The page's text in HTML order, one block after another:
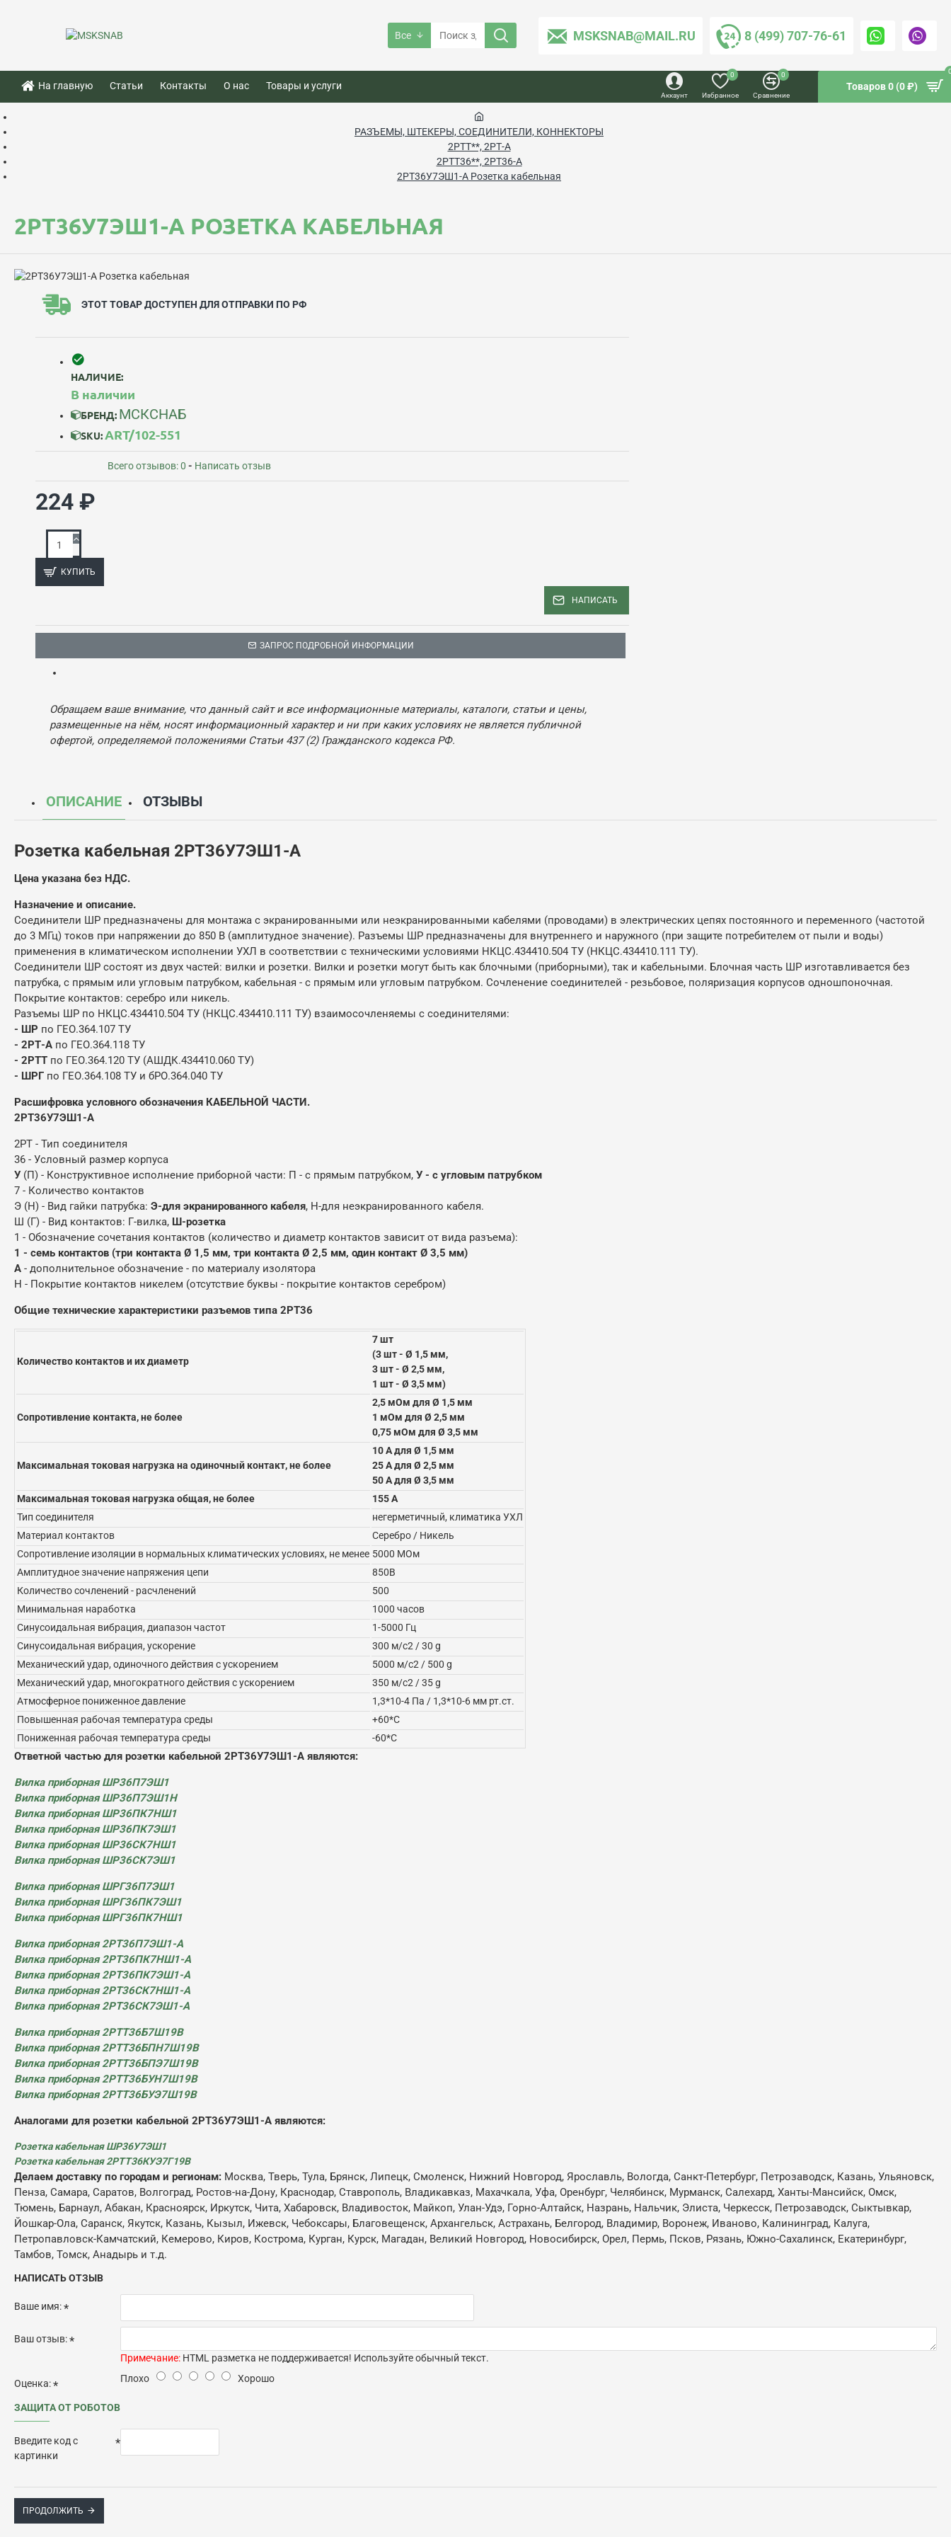
Все MSKSNAB@MAIL.RU 8 (499) 707-76-61
На главную Статьи Контакты О нас Товары и услуги
Аккаунт Избранное
0
Сравнение
0
Товаров 0 (0 ₽)
РАЗЪЕМЫ, ШТЕКЕРЫ, СОЕДИНИТЕЛИ, КОННЕКТОРЫ
2РТТ**, 2РТ-А
2РТТ36**, 2РТ36-А
2РТ36У7ЭШ1-А Розетка кабельная
2РТ36У7ЭШ1-А РОЗЕТКА КАБЕЛЬНАЯ
ЭТОТ ТОВАР ДОСТУПЕН ДЛЯ ОТПРАВКИ ПО РФ
НАЛИЧИЕ:
В наличии
БРЕНД: МСКСНАБ
SKU:ART/102-551
Всего отзывов: 0 - Написать отзыв
224 ₽
КУПИТЬ
НАПИСАТЬ
ЗАПРОС ПОДРОБНОЙ ИНФОРМАЦИИ
Обращаем ваше внимание, что данный сайт и все информационные материалы, каталоги, статьи и цены,
размещенные на нём, носят информационный характер и ни при каких условиях не является публичной
офертой, определяемой положениями Статьи 437 (2) Гражданского кодекса РФ.
ОПИСАНИЕ ОТЗЫВЫ
Розетка кабельная 2РТ36У7ЭШ1-А
Цена указана без НДС.
Назначение и описание.
Соединители ШР предназначены для монтажа с экранированными или неэкранированными кабелями (проводами) в электрических цепях постоянного и переменного (частотой
до 3 МГц) токов при напряжении до 850 В (амплитудное значение). Разъемы ШР предназначены для внутреннего и наружного (при защите потребителем от пыли и воды)
применения в климатическом исполнении УХЛ в соответствии с техническими условиями НКЦС.434410.504 ТУ (НКЦС.434410.111 ТУ).
Соединители ШР состоят из двух частей: вилки и розетки. Вилки и розетки могут быть как блочными (приборными), так и кабельными. Блочная часть ШР изготавливается без
патрубка, с прямым или угловым патрубком, кабельная - с прямым или угловым патрубком. Сочленение соединителей - резьбовое, поляризация корпусов одношпоночная.
Покрытие контактов: серебро или никель.
Разъемы ШР по НКЦС.434410.504 ТУ (НКЦС.434410.111 ТУ) взаимосочленяемы с соединителями:
- ШР по ГЕО.364.107 ТУ
- 2РТ-А по ГЕО.364.118 ТУ
- 2РТТ по ГЕО.364.120 ТУ (АШДК.434410.060 ТУ)
- ШРГ по ГЕО.364.108 ТУ и бРО.364.040 ТУ
Расшифровка условного обозначения КАБЕЛЬНОЙ ЧАСТИ.
2РТ36У7ЭШ1-А
2РТ - Тип соединителя
36 - Условный размер корпуса
У (П) - Конструктивное исполнение приборной части: П - с прямым патрубком, У - с угловым патрубком
7 - Количество контактов
Э (Н) - Вид гайки патрубка: Э-для экранированного кабеля, Н-для неэкранированного кабеля.
Ш (Г) - Вид контактов: Г-вилка, Ш-розетка
1 - Обозначение сочетания контактов (количество и диаметр контактов зависит от вида разъема):
1 - семь контактов (три контакта Ø 1,5 мм, три контакта Ø 2,5 мм, один контакт Ø 3,5 мм)
А - дополнительное обозначение - по материалу изолятора
Н - Покрытие контактов никелем (отсутствие буквы - покрытие контактов серебром)
Общие технические характеристики разъемов типа 2РТ36
Количество контактов и их диаметр
7 шт
(3 шт - Ø 1,5 мм,
3 шт - Ø 2,5 мм,
1 шт - Ø 3,5 мм)
Сопротивление контакта, не более
2,5 мОм для Ø 1,5 мм
1 мОм для Ø 2,5 мм
0,75 мОм для Ø 3,5 мм
Максимальная токовая нагрузка на одиночный контакт, не более
10 А для Ø 1,5 мм
25 А для Ø 2,5 мм
50 А для Ø 3,5 мм
Максимальная токовая нагрузка общая, не более
155 А
Тип соединителя
негерметичный, климатика УХЛ
Материал контактов
Серебро / Никель
Сопротивление изоляции в нормальных климатических условиях, не менее 5000 МОм
Амплитудное значение напряжения цепи
850В
Количество сочленений - расчленений
500
Минимальная наработка
1000 часов
Синусоидальная вибрация, диапазон частот
1-5000 Гц
Синусоидальная вибрация, ускорение
300 м/с2 / 30 g
Механический удар, одиночного действия с ускорением
5000 м/с2 / 500 g
Механический удар, многократного действия с ускорением
350 м/с2 / 35 g
Атмосферное пониженное давление
1,3*10-4 Па / 1,3*10-6 мм рт.ст.
Повышенная рабочая температура среды
+60*С
Пониженная рабочая температура среды
-60*С
Ответной частью для розетки кабельной 2РТ36У7ЭШ1-А являются:
Вилка приборная ШР36П7ЭШ1
Вилка приборная ШР36П7ЭШ1Н
Вилка приборная ШР36ПК7НШ1
Вилка приборная ШР36ПК7ЭШ1
Вилка приборная ШР36СК7НШ1
Вилка приборная ШР36СК7ЭШ1
Вилка приборная ШРГ36П7ЭШ1
Вилка приборная ШРГ36ПК7ЭШ1
Вилка приборная ШРГ36ПК7НШ1
Вилка приборная 2РТ36П7ЭШ1-А
Вилка приборная 2РТ36ПК7НШ1-А
Вилка приборная 2РТ36ПК7ЭШ1-А
Вилка приборная 2РТ36СК7НШ1-А
Вилка приборная 2РТ36СК7ЭШ1-А
Вилка приборная 2РТТ36Б7Ш19В
Вилка приборная 2РТТ36БПН7Ш19В
Вилка приборная 2РТТ36БПЭ7Ш19В
Вилка приборная 2РТТ36БУН7Ш19В
Вилка приборная 2РТТ36БУЭ7Ш19В
Аналогами для розетки кабельной 2РТ36У7ЭШ1-А являются:
Розетка кабельная ШР36У7ЭШ1
Розетка кабельная 2РТТ36КУЭ7Г19В
Делаем доставку по городам и регионам: Москва, Тверь, Тула, Брянск, Липецк, Смоленск, Нижний Новгород, Ярославль, Вологда, Санкт-Петербург, Петрозаводск, Казань, Ульяновск,
Пенза, Самара, Саратов, Волгоград, Ростов-на-Дону, Краснодар, Ставрополь, Владикавказ, Махачкала, Уфа, Оренбург, Челябинск, Мурманск, Салехард, Ханты-Мансийск, Омск,
Тюмень, Барнаул, Абакан, Красноярск, Иркутск, Чита, Хабаровск, Владивосток, Майкоп, Улан-Удэ, Горно-Алтайск, Назрань, Нальчик, Элиста, Черкесск, Петрозаводск, Сыктывкар,
Йошкар-Ола, Саранск, Якутск, Казань, Кызыл, Ижевск, Чебоксары, Благовещенск, Архангельск, Астрахань, Белгород, Владимир, Воронеж, Иваново, Калининград, Калуга,
Петропавловск-Камчатский, Кемерово, Киров, Кострома, Курган, Курск, Магадан, Великий Новгород, Новосибирск, Орел, Пермь, Псков, Рязань, Южно-Сахалинск, Екатеринбург,
Тамбов, Томск, Анадырь и т.д.
НАПИСАТЬ ОТЗЫВ
Ваше имя:
Ваш отзыв:
Примечание: HTML разметка не поддерживается! Используйте обычный текст.
Оценка: Плохо Хорошо
ЗАЩИТА ОТ РОБОТОВ
Введите код с
картинки
ПРОДОЛЖИТЬ